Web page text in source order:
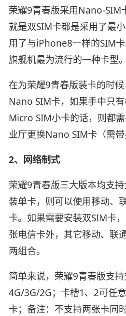
荣耀9青春版采用Nano-SIM
就是双SIM卡都是采用了最
用了与iPhone8一样的SIM
旗舰机最为流行的一种卡型。
在为荣耀9青春版装卡的时
Nano SIM卡，如果手中只
Micro SIM小卡的话，则都
业厅更换Nano SIM卡（需带
2、网络制式
荣耀9青春版三大版本均支
装单卡，则可以使用移动、
卡。如果需要安装双SIM卡
张电信卡外，其它移动、联
两组合。
简单来说，荣耀9青春版支
4G/3G/2G；卡槽1、2可任
卡；备注：不支持两张卡同